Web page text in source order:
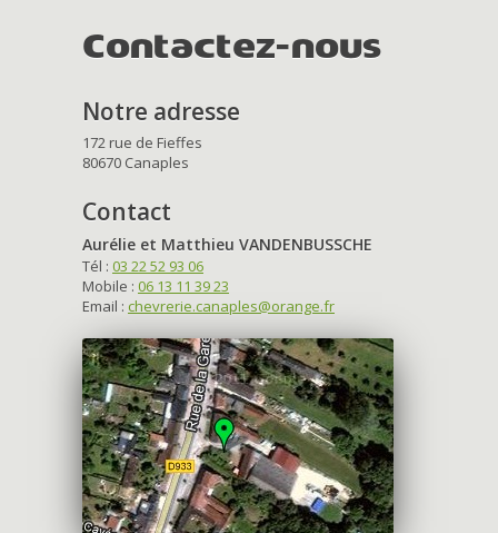
Contactez-nous
Notre adresse
172 rue de Fieffes
80670 Canaples
Contact
Aurélie et Matthieu VANDENBUSSCHE
Tél : 03 22 52 93 06
Mobile : 06 13 11 39 23
Email : chevrerie.canaples@orange.fr